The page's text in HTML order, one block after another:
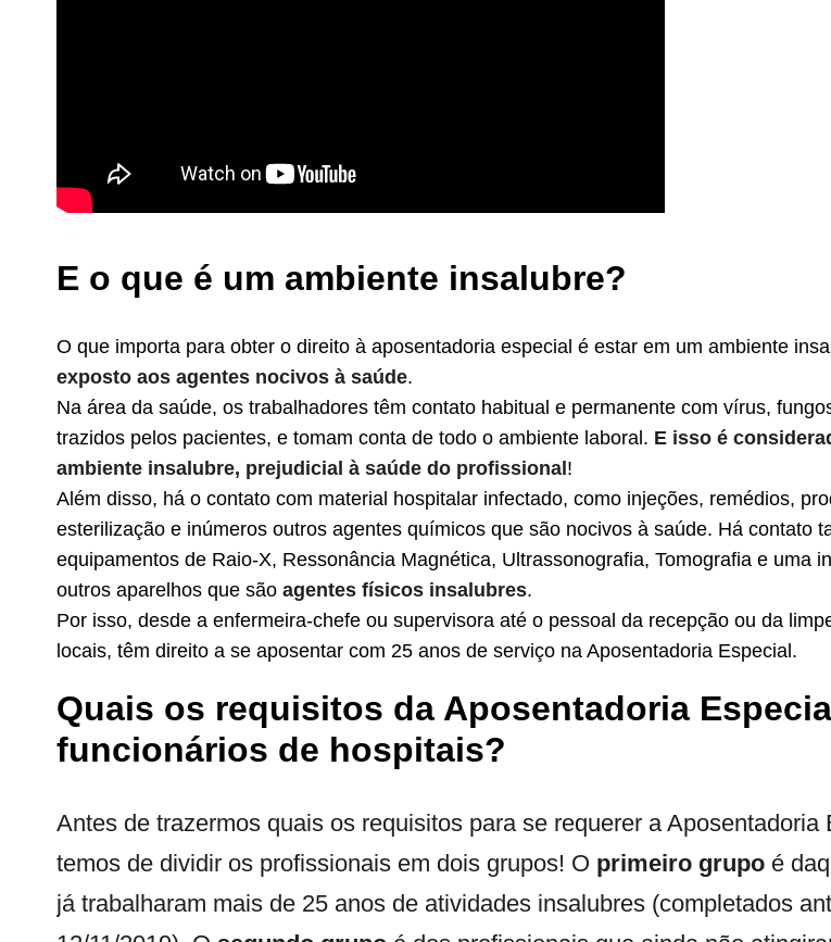
E o que é um ambiente insalubre?
O que importa para obter o direito à aposentadoria especial é estar em um ambiente
exposto aos agentes nocivos à saúde.
Na área da saúde, os trabalhadores têm contato habitual e permanente com vírus,
trazidos pelos pacientes, e tomam conta de todo o ambiente laboral. E isso é
ambiente insalubre, prejudicial à saúde do profissional !
Além disso, há o contato com material hospitalar infectado, como injeções, remédios,
esterilização e inúmeros outros agentes químicos que são nocivos à saúde. Há contato
equipamentos de Raio-X, Ressonância Magnética, Ultrassonografia, Tomografia e uma
outros aparelhos que são agentes físicos insalubres.
Por isso, desde a enfermeira-chefe ou supervisora até o pessoal da recepção ou da
locais, têm direito a se aposentar com 25 anos de serviço na Aposentadoria Especial.
Quais os requisitos da Aposentadoria
funcionários de hospitais?
Antes de trazermos quais os requisitos para se requerer a Aposentadoria
temos de dividir os profissionais em dois grupos! O primeiro grupo é
já trabalharam mais de 25 anos de atividades insalubres (completados